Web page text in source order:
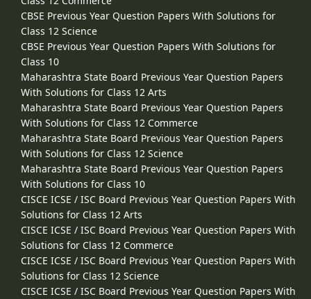
CBSE Previous Year Question Papers With Solutions for
Class 12 Science
CBSE Previous Year Question Papers With Solutions for
Class 10
Maharashtra State Board Previous Year Question Papers
With Solutions for Class 12 Arts
Maharashtra State Board Previous Year Question Papers
With Solutions for Class 12 Commerce
Maharashtra State Board Previous Year Question Papers
With Solutions for Class 12 Science
Maharashtra State Board Previous Year Question Papers
With Solutions for Class 10
CISCE ICSE / ISC Board Previous Year Question Papers With
Solutions for Class 12 Arts
CISCE ICSE / ISC Board Previous Year Question Papers With
Solutions for Class 12 Commerce
CISCE ICSE / ISC Board Previous Year Question Papers With
Solutions for Class 12 Science
CISCE ICSE / ISC Board Previous Year Question Papers With